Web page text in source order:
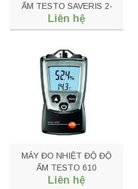
ẨM TESTO SAVERIS 2-
H2
Liên hệ
MÁY ĐO NHIỆT ĐỘ ĐỘ
ẨM TESTO 610
Liên hệ